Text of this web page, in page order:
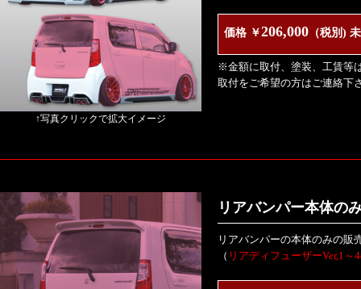
↑写真クリックで拡大イメージ
価格 ￥206,000 （税別)
※金額に取付、塗装、工賃等
取付をご希望の方はご連絡下
リアバンパー本体の
リアバンパーの本体のみの販
（ リアディフューザーVer,1